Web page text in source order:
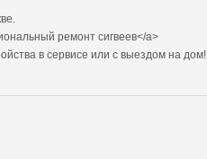
ремонт сигвеев</a>
в сервисе или с выездом на дом!